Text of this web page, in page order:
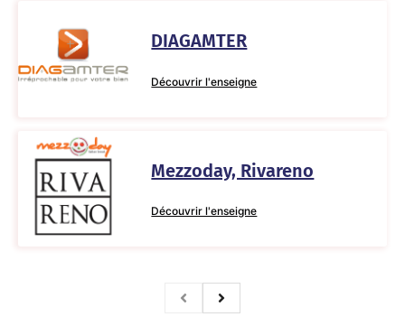
DIAGAMTER
Découvrir l'enseigne
Mezzoday, Rivareno
Découvrir l'enseigne